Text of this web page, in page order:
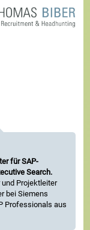
für SAP-
Search.
Projektleiter
bei Siemens
Professionals aus